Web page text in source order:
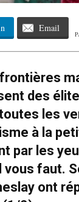
Email
des
les
à la
par les
vous faut.
ont